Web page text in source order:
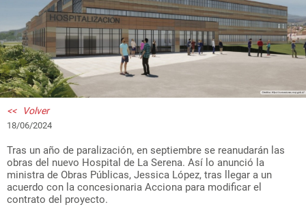
<< Volver
18/06/2024
Tras un año de paralización, en septiembre se reanudarán las
obras del nuevo Hospital de La Serena. Así lo anunció la
ministra de Obras Públicas, Jessica López, tras llegar a un
acuerdo con la concesionaria Acciona para modificar el
contrato del proyecto.